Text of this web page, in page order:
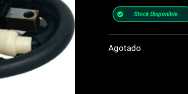
Stock Disponible
Agotado